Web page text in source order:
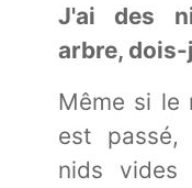
J'ai des
arbre,
Même si le
est
nids vides